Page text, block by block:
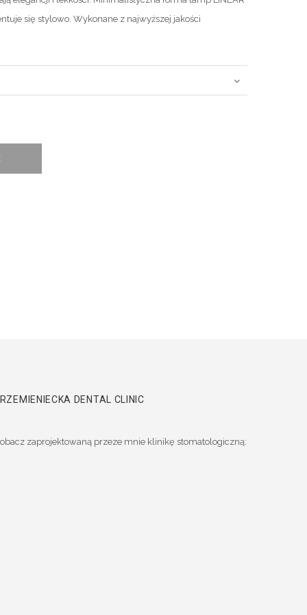
się stylowo. Wykonane z najwyższej jakości
DENTAL CLINIC
zaprojektowaną przeze mnie klinikę stomatologiczną: